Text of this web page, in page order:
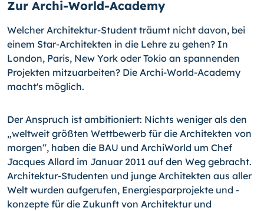
Zur Archi-World-Academy
Welcher Architektur-Student träumt nicht davon, bei
einem Star-Architekten in die Lehre zu gehen? In
London, Paris, New York oder Tokio an spannenden
Projekten mit­zuarbeiten? Die Archi-World-Academy
macht's möglich.
Der Anspruch ist ambitioniert: Nichts weniger als den
„weltweit größten Wettbewerb für die Architekten von
morgen“, haben die BAU und ArchiWorld um Chef
Jacques Al­lard im Januar 2011 auf den Weg gebracht.
Architektur-Studenten und junge Archi­tekten aus aller
Welt wurden aufgerufen, Energiesparprojekte und -
konzepte für die Zukunft von Architektur und